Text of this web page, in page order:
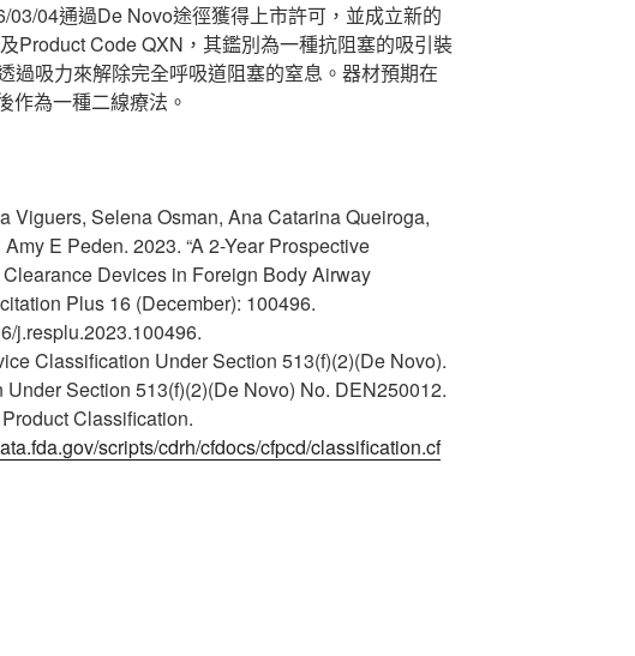
03/04通過De Novo途徑獲得上市許可，並成立新的
Product Code QXN，其鑑別為一種抗阻塞的吸引裝
過吸力來解除完全呼吸道阻塞的窒息。器材預期在
作為一種二線療法。
Viguers, Selena Osman, Ana Catarina Queiroga,
E Peden. 2023. “A 2-Year Prospective
Devices in Foreign Body Airway
Plus 16 (December): 100496.
j.resplu.2023.100496.
Classification Under Section 513(f)(2)(De Novo).
Section 513(f)(2)(De Novo) No. DEN250012.
Classification.
scripts/cdrh/cfdocs/cfpcd/classification.cf